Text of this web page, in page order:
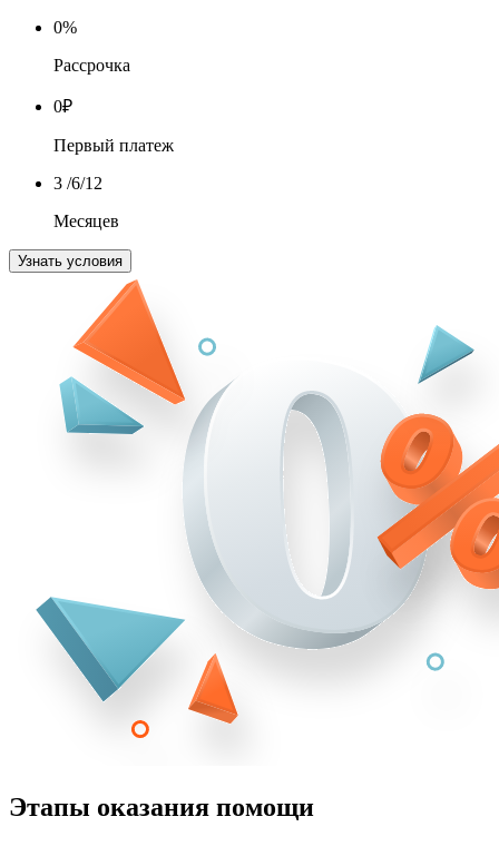
0%
Рассрочка
0₽
Первый платеж
3 /6/12
Месяцев
Узнать условия
Этапы оказания помощи